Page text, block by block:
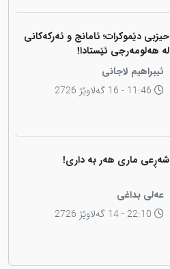
حیزبی دێموکرات؛ ئامانج و ئەرکەکانی
لە هەلومەرجی ئێستادا!
ئیبراهیم لاجانی
شەڕعی ماری هەر بە داری!
عەلی بداغی